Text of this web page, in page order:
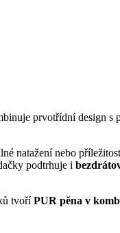
prvotřídní design
natažení nebo
podtrhuje i
tvoříPUR pěna v